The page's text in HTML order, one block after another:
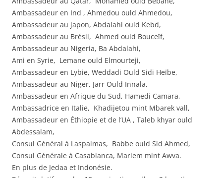
Ambassadeur en Ind , Ahmedou ould Ahmedou,
Ambassadeur au japon, Abdalahi ould Kebd,
Ambassadeur au Brésil, Ahmed ould Bouceïf,
Ambassadeur au Nigeria, Ba Abdalahi,
Ami en Syrie, Lemane ould Elmourteji,
Ambassadeur en Lybie, Weddadi Ould Sidi Heïbe,
Ambassadeur au Niger, Jarr Ould Innala,
Ambassadeur en Afrique du Sud, Hamedi Camara,
Ambassadrice en Italie, Khadijetou mint Mbarek vall,
Ambassadeur en Éthiopie et de l’UA , Taleb khyar ould
Abdessalam,
Consul Général à Laspalmas, Babbe ould Sid Ahmed,
Consul Générale à Casablanca, Mariem mint Awva.
En plus de Jedaa et Indonésie.